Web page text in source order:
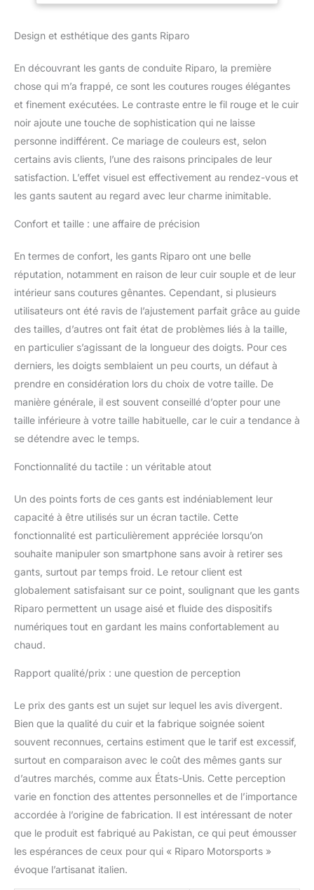
pression gainé de cuir au
fonctionner sur les
Design et esthétique des gants Riparo
En découvrant les gants de conduite Riparo, la première
chose qui m’a frappé, ce sont les coutures rouges élégantes
et finement exécutées. Le contraste entre le fil rouge et le cuir
noir ajoute une touche de sophistication qui ne laisse
personne indifférent. Ce mariage de couleurs est, selon
certains avis clients, l’une des raisons principales de leur
satisfaction. L’effet visuel est effectivement au rendez-vous et
les gants sautent au regard avec leur charme inimitable.
Confort et taille : une affaire de précision
En termes de confort, les gants Riparo ont une belle
réputation, notamment en raison de leur cuir souple et de leur
intérieur sans coutures gênantes. Cependant, si plusieurs
utilisateurs ont été ravis de l’ajustement parfait grâce au guide
des tailles, d’autres ont fait état de problèmes liés à la taille,
en particulier s’agissant de la longueur des doigts. Pour ces
derniers, les doigts semblaient un peu courts, un défaut à
prendre en considération lors du choix de votre taille. De
manière générale, il est souvent conseillé d’opter pour une
taille inférieure à votre taille habituelle, car le cuir a tendance à
se détendre avec le temps.
Fonctionnalité du tactile : un véritable atout
Un des points forts de ces gants est indéniablement leur
capacité à être utilisés sur un écran tactile. Cette
fonctionnalité est particulièrement appréciée lorsqu’on
souhaite manipuler son smartphone sans avoir à retirer ses
gants, surtout par temps froid. Le retour client est
globalement satisfaisant sur ce point, soulignant que les gants
Riparo permettent un usage aisé et fluide des dispositifs
numériques tout en gardant les mains confortablement au
chaud.
Rapport qualité/prix : une question de perception
Le prix des gants est un sujet sur lequel les avis divergent.
Bien que la qualité du cuir et la fabrique soignée soient
souvent reconnues, certains estiment que le tarif est excessif,
surtout en comparaison avec le coût des mêmes gants sur
d’autres marchés, comme aux États-Unis. Cette perception
varie en fonction des attentes personnelles et de l’importance
accordée à l’origine de fabrication. Il est intéressant de noter
que le produit est fabriqué au Pakistan, ce qui peut émousser
les espérances de ceux pour qui « Riparo Motorsports »
évoque l’artisanat italien.